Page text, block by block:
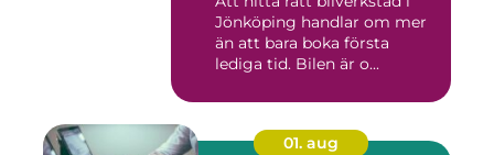
Jönköping handlar om mer
än att bara boka första
lediga tid. Bilen är o...
01. aug